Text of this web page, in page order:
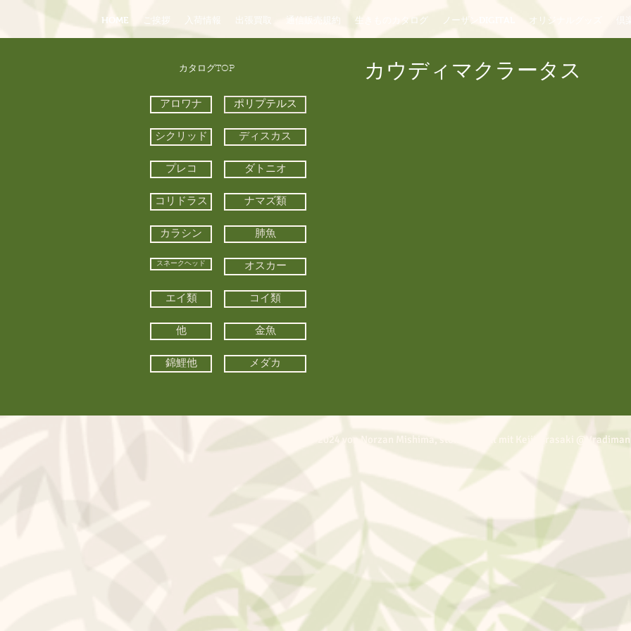
HOME ご挨拶 入荷情報 出張買取 通信販売規約 生きものカタログ ノーザンDIGITAL オリジナルグッズ
​カタログTOP
アロワナ ポリプテルス
シクリッド ディスカス
プレコ ダトニオ
コリドラス ナマズ類
カラシン 肺魚
スネークヘッド オスカー
エイ類 コイ類
他 金魚
錦鯉他 メダカ
カウディマクラータス
© 2024 von Norzan Mishima, stolz erstellt mit Keiji Urasaki